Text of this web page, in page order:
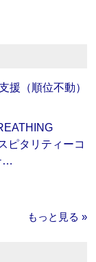
援（順位不動）
ピタリティーコ
…
もっと見る »